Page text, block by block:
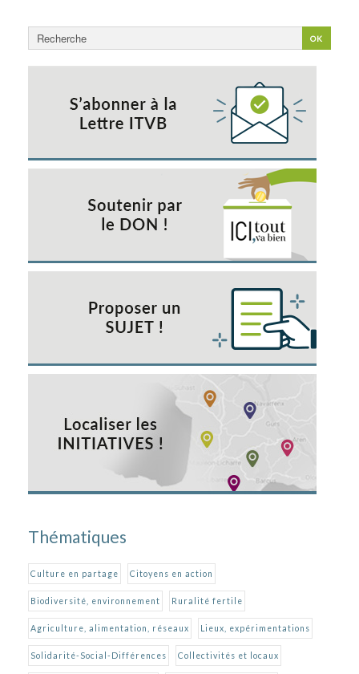
OK
Rechercher
Thématiques
Culture en partage Citoyens en action
Biodiversité, environnement Ruralité fertile
Agriculture, alimentation, réseaux Lieux, expérimentations
Solidarité-Social-Différences Collectivités et locaux